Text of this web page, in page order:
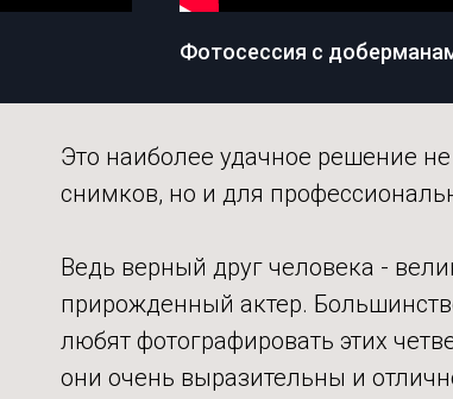
Фотосессия с
Это наиболее удачное решение
снимков, но и для
Ведь верный друг человека -
прирожденный актер.
любят фотографировать этих
они очень выразительны и